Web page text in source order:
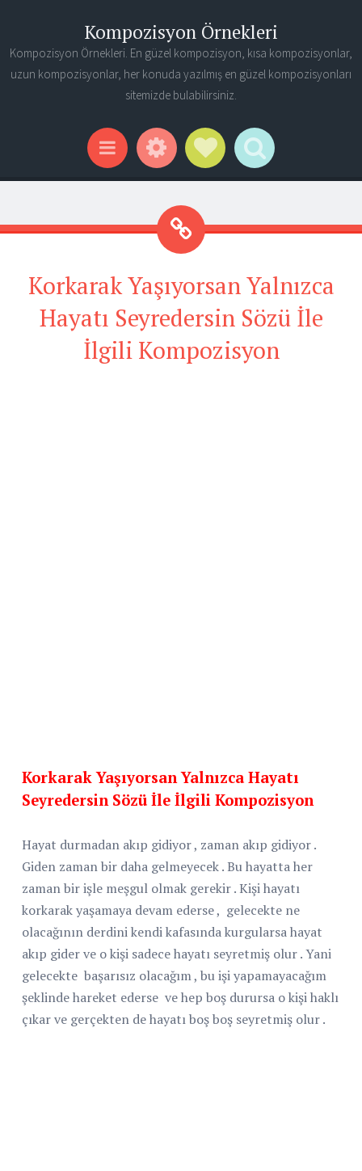
Kompozisyon Örnekleri
Kompozisyon Örnekleri. En güzel kompozisyon, kısa kompozisyonlar,
uzun kompozisyonlar, her konuda yazılmış en güzel kompozisyonları
sitemizde bulabilirsiniz.
Menu WidgetsSocial Links
Search
Korkarak Yaşıyorsan Yalnızca
Hayatı Seyredersin Sözü İle
İlgili Kompozisyon
Korkarak Yaşıyorsan Yalnızca Hayatı
Seyredersin Sözü İle İlgili Kompozisyon
Hayat durmadan akıp gidiyor , zaman akıp gidiyor .
Giden zaman bir daha gelmeyecek . Bu hayatta her
zaman bir işle meşgul olmak gerekir . Kişi hayatı
korkarak yaşamaya devam ederse , gelecekte ne
olacağının derdini kendi kafasında kurgularsa hayat
akıp gider ve o kişi sadece hayatı seyretmiş olur . Yani
gelecekte başarısız olacağım , bu işi yapamayacağım
şeklinde hareket ederse ve hep boş durursa o kişi haklı
çıkar ve gerçekten de hayatı boş boş seyretmiş olur .